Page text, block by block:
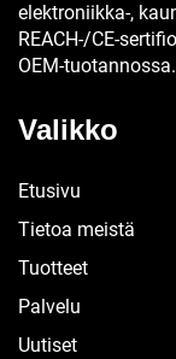
elektroniikka-,
REACH-/CE-
OEM-
Valikko
Etusivu
Tietoa meistä
Tuotteet
Palvelu
Uutiset